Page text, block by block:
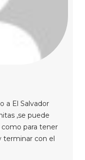
a El Salvador
,se puede
para tener
terminar con el